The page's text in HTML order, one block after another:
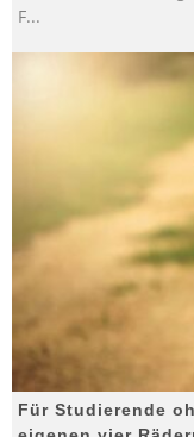
F...
Für Studierende